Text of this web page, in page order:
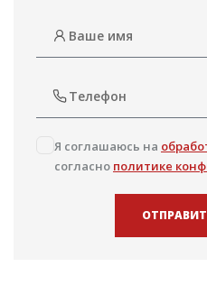
Я соглашаюсь на
согласно политике